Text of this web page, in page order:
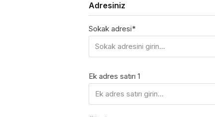
Adresiniz
Sokak adresi*
Ek adres satırı 1